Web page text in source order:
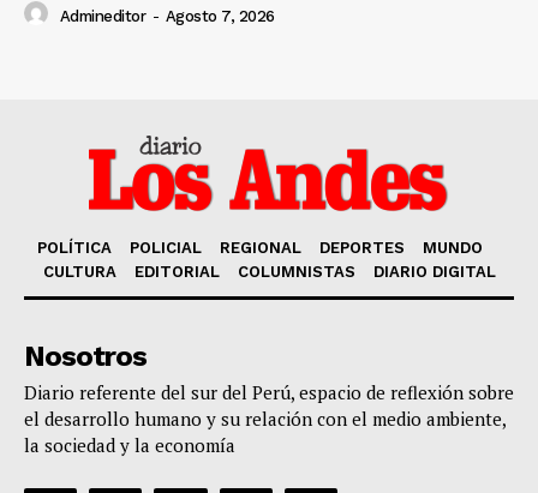
Admineditor - Agosto 7, 2026
POLÍTICA POLICIAL REGIONAL DEPORTES
MUNDO
CULTURA
EDITORIAL COLUMNISTAS DIARIO DIGITAL
Nosotros
Diario referente del sur del Perú, espacio de reflexión sobre
el desarrollo humano y su relación con el medio ambiente,
la sociedad y la economía